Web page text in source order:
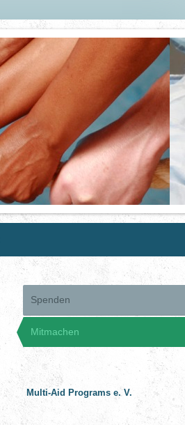
Spenden
Mitmachen
Multi-Aid Programs e. V.